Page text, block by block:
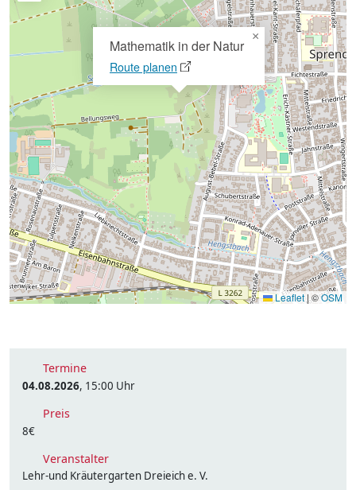
Mathematik in der Natur
Route planen
×
Leaflet |©OSM
Termine
04.08.2026, 15:00 Uhr
Preis
8€
Veranstalter
Lehr-und Kräutergarten Dreieich e. V.